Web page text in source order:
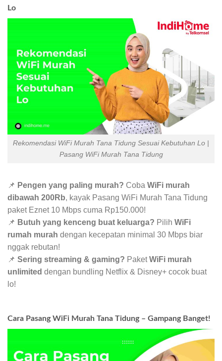
Lo
Rekomendasi WiFi Murah Tana Tidung Sesuai Kebutuhan Lo |
Pasang WiFi Murah Tana Tidung
📌 Pengen yang paling murah? Coba WiFi murah
dibawah 200Rb, kayak Pasang WiFi Murah Tana Tidung
paket Eznet 10 Mbps cuma Rp150.000!
📌 Butuh yang kenceng buat keluarga? Pilih WiFi
rumah murah dengan kecepatan minimal 30 Mbps biar
nggak rebutan!
📌 Sering streaming & gaming? PaketWiFi murah
unlimited dengan bundling Netflix & Disney+ cocok buat
lo!
Cara Pasang WiFi Murah Tana Tidung – Gampang Banget!